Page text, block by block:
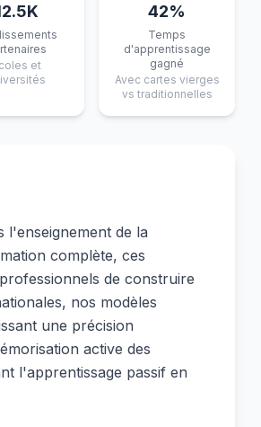
et
42%
Temps
d'apprentissage
gagné
Avec cartes vierges
vs traditionnelles
l'enseignement de la
complète, ces
de construire
nos modèles
une précision
active des
l'apprentissage passif en